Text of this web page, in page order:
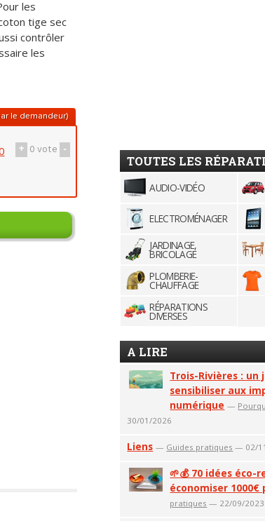
les
tige sec
contrôler
les
le demandeur)
+ 0vote -
TOUTES LES
AUDIO-VIDÉO
ELECTROMÉNAGER
JARDINAGE,
BRICOLAGE
PLOMBERIE-
CHAUFFAGE
RÉPARATIONS
DIVERSES
A LIRE
Trois-Rivières : un
sensibiliser aux
numérique —
30/01/2026
Liens — Guides pratiques — 02/
🌱💰 70 idées éco-
économiser 1000€
pratiques — 22/09/2023